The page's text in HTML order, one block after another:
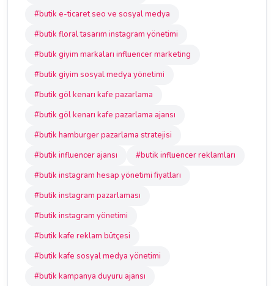
#butik e-ticaret seo ve sosyal medya
#butik floral tasarım instagram yönetimi
#butik giyim markaları influencer marketing
#butik giyim sosyal medya yönetimi
#butik göl kenarı kafe pazarlama
#butik göl kenarı kafe pazarlama ajansı
#butik hamburger pazarlama stratejisi
#butik influencer ajansı
#butik influencer reklamları
#butik instagram hesap yönetimi fiyatları
#butik instagram pazarlaması
#butik instagram yönetimi
#butik kafe reklam bütçesi
#butik kafe sosyal medya yönetimi
#butik kampanya duyuru ajansı